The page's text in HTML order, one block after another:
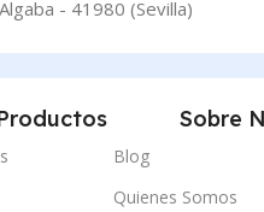
- 41980 (Sevilla)
Sobre
Blog
Quienes Somos